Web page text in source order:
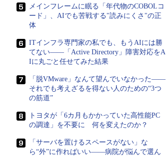
メインフレームに眠る「年代物のCOBOLコ
ード」、AIでも苦戦する"読みにくさ"の正
体
ITインフラ専門家の私でも、もうAIには勝
てない――「Active Directory」障害対応をA
Iに丸ごと任せてみた結果
「脱VMware」なんて望んでいなかった――
それでも考えざるを得ない人のための“3つ
の筋道”
トヨタが「6カ月もかかっていた高性能PC
の調達」を不要に 何を変えたのか？
「サーバを置けるスペースがない」な
ら“外”に作ればいい――病院が悩んで選ん